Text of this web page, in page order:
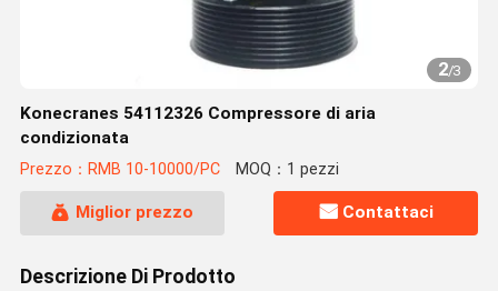
2/3
Konecranes 54112326 Compressore di aria
condizionata
Prezzo：RMB 10-10000/PC MOQ：1 pezzi
Miglior prezzo Contattaci
Descrizione Di Prodotto